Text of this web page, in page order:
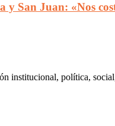
San Juan: «Nos
institucional, política,